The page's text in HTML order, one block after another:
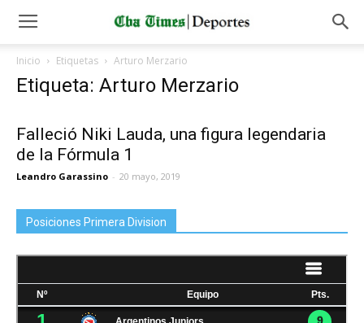
Inicio Etiquetas Arturo Merzario
Etiqueta: Arturo Merzario
Falleció Niki Lauda, una figura legendaria
de la Fórmula 1
Leandro Garassino - 20 mayo, 2019
Posiciones Primera Division